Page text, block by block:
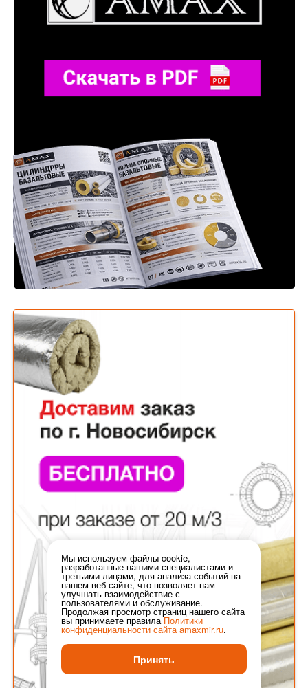
Мы используем файлы cookie,
разработанные нашими специалистами и
третьими лицами, для анализа событий на
нашем веб-сайте, что позволяет нам
улучшать взаимодействие с
пользователями и обслуживание.
Продолжая просмотр страниц нашего сайта
вы принимаете правилаПолитики
конфиденциальности сайта amaxmir.ru.
Принять